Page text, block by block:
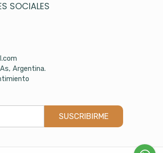
SOCIALES
Argentina.
SUSCRIBIRME